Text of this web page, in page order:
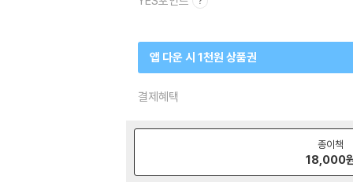
앱 다운 시 1천원 상품권
결제혜택
종이책
18,000